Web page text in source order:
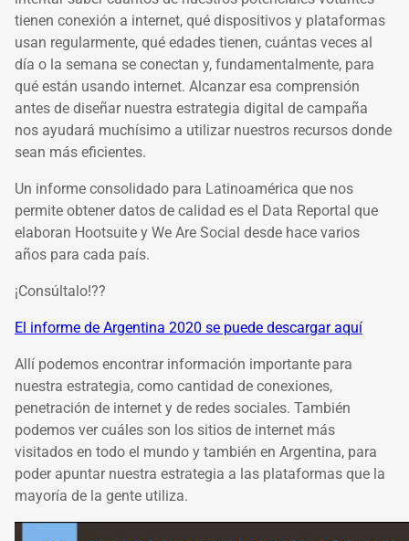
tienen conexión a internet, qué dispositivos y plataformas
usan regularmente, qué edades tienen, cuántas veces al
día o la semana se conectan y, fundamentalmente, para
qué están usando internet. Alcanzar esa comprensión
antes de diseñar nuestra estrategia digital de campaña
nos ayudará muchísimo a utilizar nuestros recursos donde
sean más eficientes.
Un informe consolidado para Latinoamérica que nos
permite obtener datos de calidad es el Data Reportal que
elaboran Hootsuite y We Are Social desde hace varios
años para cada país.
¡Consúltalo!??
El informe de Argentina 2020 se puede descargar aquí
Allí podemos encontrar información importante para
nuestra estrategia, como cantidad de conexiones,
penetración de internet y de redes sociales. También
podemos ver cuáles son los sitios de internet más
visitados en todo el mundo y también en Argentina, para
poder apuntar nuestra estrategia a las plataformas que la
mayoría de la gente utiliza.